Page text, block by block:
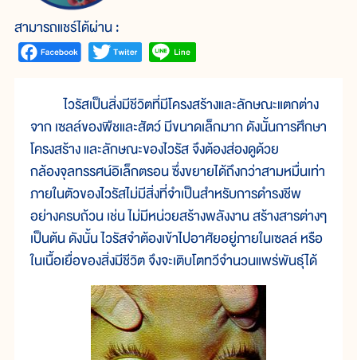
สามารถแชร์ได้ผ่าน :
ไวรัสเป็นสิ่งมีชีวิตที่มีโครงสร้างและลักษณะแตกต่าง
จาก เซลล์ของพืชและสัตว์ มีขนาดเล็กมาก ดังนั้นการศึกษา
โครงสร้าง และลักษณะของไวรัส จึงต้องส่องดูด้วย
กล้องจุลทรรศน์อิเล็กตรอน ซึ่งขยายได้ถึงกว่าสามหมื่นเท่า
ภายในตัวของไวรัสไม่มีสิ่งที่จำเป็นสำหรับการดำรงชีพ
อย่างครบถ้วน เช่น ไม่มีหน่วยสร้างพลังงาน สร้างสารต่างๆ
เป็นต้น ดังนั้น ไวรัสจำต้องเข้าไปอาศัยอยู่ภายในเซลล์ หรือ
ในเนื้อเยื่อของสิ่งมีชีวิต จึงจะเติบโตทวีจำนวนแพร่พันธุ์ได้